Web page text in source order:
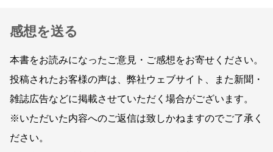
感想を送る
本書をお読みになったご意見・ご感想をお寄せください。
投稿されたお客様の声は、弊社ウェブサイト、また新聞・
雑誌広告などに掲載させていただく場合がございます。
※いただいた内容へのご返信は致しかねますのでご了承く
ださい。